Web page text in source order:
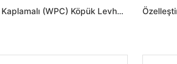
PVC Yarı-Deri Kaplamalı (WPC) Köpük Levha, Ko-Ekstrüzyon Köpük Levha Makinesi